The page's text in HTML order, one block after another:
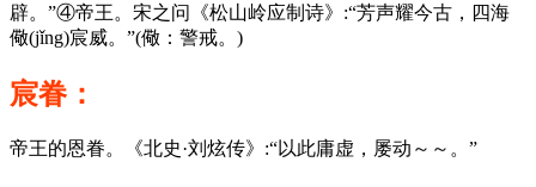
辟。”④帝王。宋之问《松山岭应制诗》:“芳声耀今古，四海
儆(jǐng)宸威。”(儆：警戒。)
宸眷：
帝王的恩眷。《北史·刘炫传》:“以此庸虚，屡动～～。”